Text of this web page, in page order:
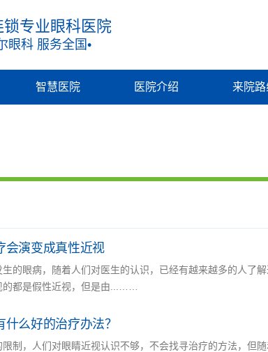
锁专业眼科医院
眼科 服务全国•
智慧医院 医院介绍 来院路
会演变成真性近视
的眼病，随着人们对医生的认识，已经有越来越多的人了
的都是假性近视，但是由...……
么好的治疗办法？
制，人们对眼睛近视认识不够，不会找寻治疗的方法，但